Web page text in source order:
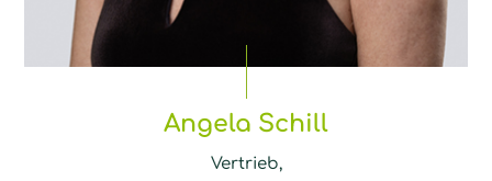
Angela Schill
Vertrieb,